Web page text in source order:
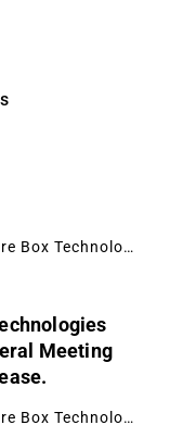
Adventure Box Technology
Meeting
Adventure Box Technology